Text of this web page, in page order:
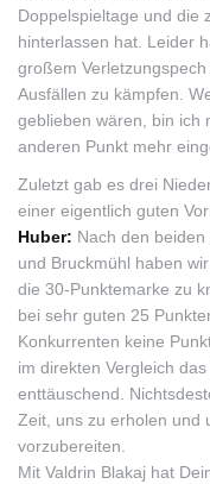
Doppelspieltage und die
hinterlassen hat. Leider
großem
Ausfällen zu kämpfen.
geblieben wären, bin ich
anderen Punkt mehr
Zuletzt gab es drei
einer eigentlich guten
Huber: Nach den
und Bruckmühl haben
die 30-Punktemarke zu
bei sehr guten 25
Konkurrenten keine
im direkten Vergleich
enttäuschend.
Zeit, uns zu erholen und
vorzubereiten.
Mit Valdrin Blakaj hat